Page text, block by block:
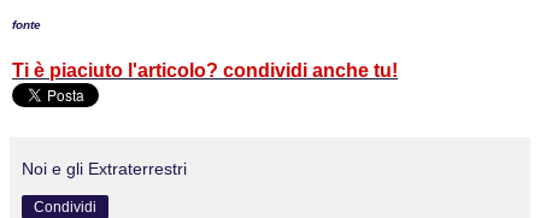
fonte
Ti è piaciuto l'articolo? condividi anche tu!
Noi e gli Extraterrestri
Condividi